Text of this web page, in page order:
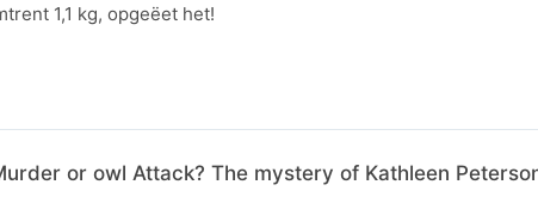
1,1 kg, opgeëet het!
or owl Attack? The mystery of Kathleen